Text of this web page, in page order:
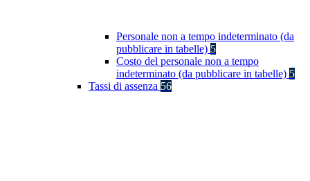
Personale non a tempo indeterminato (da
pubblicare in tabelle) 5
Costo del personale non a tempo
indeterminato (da pubblicare in tabelle) 5
Tassi di assenza 56